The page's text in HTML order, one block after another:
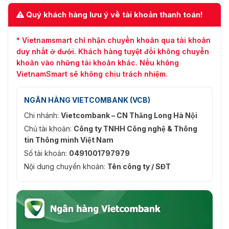
Quý khách hàng lưu ý về tài khoản thanh toán!
* Vietnamsmart chỉ nhận chuyển khoản qua tài khoản
duy nhất ở dưới. Khách hàng tuyệt đối không chuyển
khoản vào những tài khoản khác. Nếu không
VietnamSmart sẽ không chịu trách nhiệm.
NGÂN HÀNG VIETCOMBANK (VCB)
Chi nhánh: Vietcombank – CN Thăng Long Hà Nội
Chủ tài khoản: Công ty TNHH Công nghệ & Thông
tin Thông minh Việt Nam
Số tài khoản: 0491001797979
Nội dung chuyển khoản: Tên công ty / SĐT